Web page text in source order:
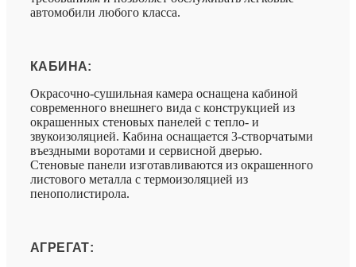
автомобили любого класса.
КАБИНА:
Окрасочно-сушильная камера оснащена кабиной
современного внешнего вида с конструкцией из
окрашенных стеновых панелей с тепло- и
звукоизоляцией. Кабина оснащается 3-створчатыми
въездными воротами и сервисной дверью.
Стеновые панели изготавливаются из окрашенного
листового металла с термоизоляцией из
пенополистирола.
АГРЕГАТ: